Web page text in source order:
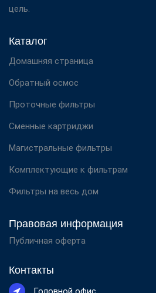
цель.
Каталог
Домашняя страница
Обратный осмос
Проточные фильтры
Сменные картриджи
Магистральные фильтры
Комплектующие к фильтрам
Фильтры на весь дом
Правовая информация
Публичная оферта
Контакты